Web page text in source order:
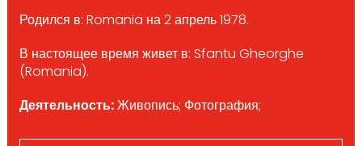
Родился в: Romania на 2 апрель 1978.
В настоящее время живет в: Sfantu Gheorghe
(Romania).
Деятельность:Живопись; Фотография;